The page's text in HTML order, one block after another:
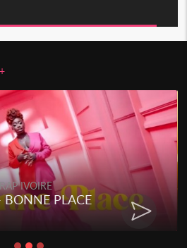
RAP IVOIRE
PLACE